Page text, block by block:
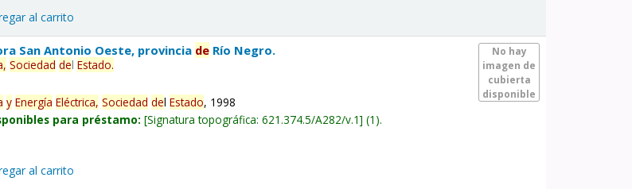
al carrito
No hay
imagen de
cubierta
disponible
San Antonio Oeste, provincia de Río Negro.
Sociedad delEstado.
y Energía Eléctrica, Sociedad delEstado, 1998
para préstamo: Signatura topográfica:621.374.5/A282/v.1 (1).
al carrito